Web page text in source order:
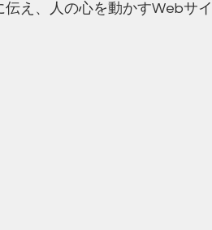
え、人の心を動かすWebサ